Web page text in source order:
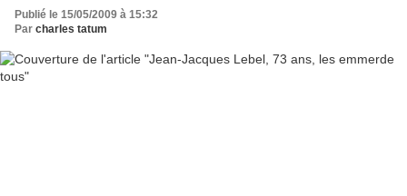
Publié le 15/05/2009 à 15:32
Par charles tatum